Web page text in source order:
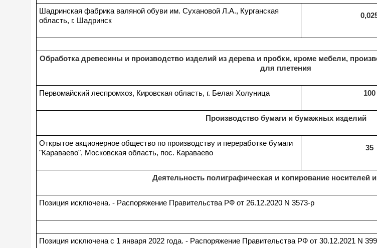
Шадринская фабрика валяной обуви им. Сухановой Л.А., Курганская
область, г. Шадринск
Обработка древесины и производство изделий из дерева и пробки, кроме мебели,
для плетения
Первомайский леспромхоз, Кировская область, г. Белая Холуница 100
Производство бумаги и бумажных изделий
Открытое акционерное общество по производству и переработке бумаги
"Караваево", Московская область, пос. Караваево
35
Деятельность полиграфическая и копирование носителей
Позиция исключена. - Распоряжение Правительства РФ от 26.12.2020 N 3573-р
Позиция исключена с 1 января 2022 года. - Распоряжение Правительства РФ от 30.12.2021 N